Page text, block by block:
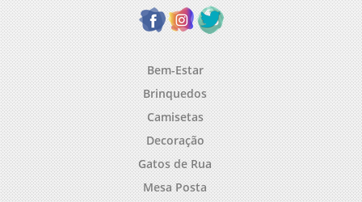
Bem-Estar
Brinquedos
Camisetas
Decoração
Gatos de Rua
Mesa Posta